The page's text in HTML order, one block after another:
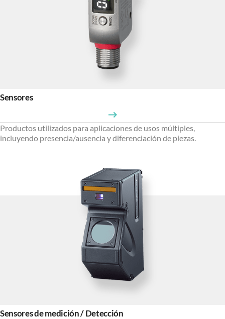
Sensores
Productos utilizados para aplicaciones de usos múltiples,
incluyendo presencia/ausencia y diferenciación de piezas.
Sensores de medición / Detección